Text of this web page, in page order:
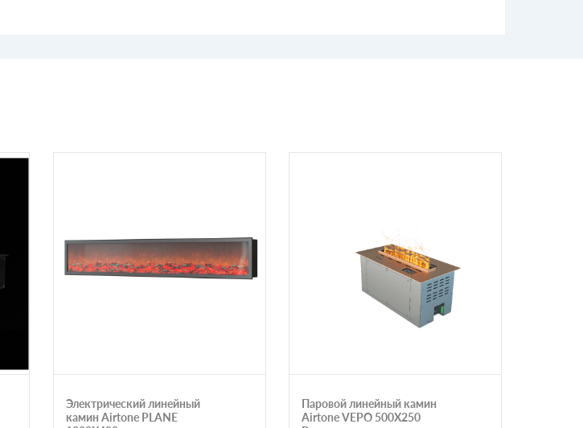
Электрический линейный
камин Airtone PLANE
Паровой линейный камин
Airtone VEPO 500X250